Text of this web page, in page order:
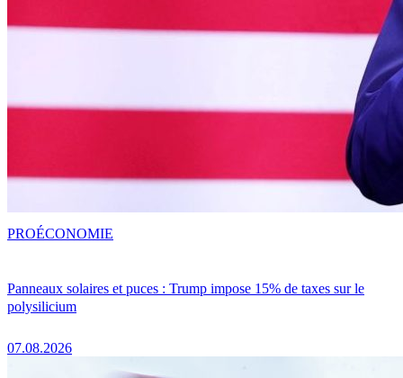
Panneaux solaires et puces : Trump impose 15% de taxes sur le
polysilicium
07.08.2026
PROÉCONOMIE